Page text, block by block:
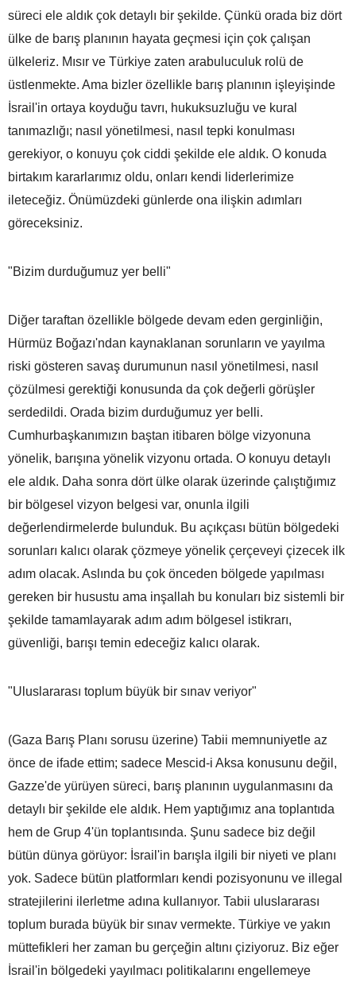
süreci ele aldık çok detaylı bir şekilde. Çünkü orada biz dört
ülke de barış planının hayata geçmesi için çok çalışan
ülkeleriz. Mısır ve Türkiye zaten arabuluculuk rolü de
üstlenmekte. Ama bizler özellikle barış planının işleyişinde
İsrail'in ortaya koyduğu tavrı, hukuksuzluğu ve kural
tanımazlığı; nasıl yönetilmesi, nasıl tepki konulması
gerekiyor, o konuyu çok ciddi şekilde ele aldık. O konuda
birtakım kararlarımız oldu, onları kendi liderlerimize
ileteceğiz. Önümüzdeki günlerde ona ilişkin adımları
göreceksiniz.
"Bizim durduğumuz yer belli"
Diğer taraftan özellikle bölgede devam eden gerginliğin,
Hürmüz Boğazı'ndan kaynaklanan sorunların ve yayılma
riski gösteren savaş durumunun nasıl yönetilmesi, nasıl
çözülmesi gerektiği konusunda da çok değerli görüşler
serdedildi. Orada bizim durduğumuz yer belli.
Cumhurbaşkanımızın baştan itibaren bölge vizyonuna
yönelik, barışına yönelik vizyonu ortada. O konuyu detaylı
ele aldık. Daha sonra dört ülke olarak üzerinde çalıştığımız
bir bölgesel vizyon belgesi var, onunla ilgili
değerlendirmelerde bulunduk. Bu açıkçası bütün bölgedeki
sorunları kalıcı olarak çözmeye yönelik çerçeveyi çizecek ilk
adım olacak. Aslında bu çok önceden bölgede yapılması
gereken bir husustu ama inşallah bu konuları biz sistemli bir
şekilde tamamlayarak adım adım bölgesel istikrarı,
güvenliği, barışı temin edeceğiz kalıcı olarak.
"Uluslararası toplum büyük bir sınav veriyor"
(Gaza Barış Planı sorusu üzerine) Tabii memnuniyetle az
önce de ifade ettim; sadece Mescid-i Aksa konusunu değil,
Gazze'de yürüyen süreci, barış planının uygulanmasını da
detaylı bir şekilde ele aldık. Hem yaptığımız ana toplantıda
hem de Grup 4'ün toplantısında. Şunu sadece biz değil
bütün dünya görüyor: İsrail'in barışla ilgili bir niyeti ve planı
yok. Sadece bütün platformları kendi pozisyonunu ve illegal
stratejilerini ilerletme adına kullanıyor. Tabii uluslararası
toplum burada büyük bir sınav vermekte. Türkiye ve yakın
müttefikleri her zaman bu gerçeğin altını çiziyoruz. Biz eğer
İsrail'in bölgedeki yayılmacı politikalarını engellemeye